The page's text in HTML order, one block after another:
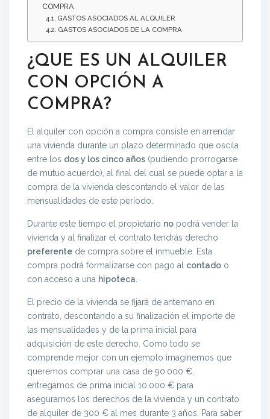
COMPRA
GASTOS ASOCIADOS AL ALQUILER
GASTOS ASOCIADOS DE LA COMPRA
¿QUE ES UN ALQUILER
CON OPCIÓN A
COMPRA?
El alquiler con opción a compra consiste en arrendar
una vivienda durante un plazo determinado que oscila
entre los dos y los cinco años (pudiendo prorrogarse
de mutuo acuerdo), al final del cual se puede optar a la
compra de la vivienda descontando el valor de las
mensualidades de este período.
Durante este tiempo el propietario no podrá vender la
vivienda y al finalizar el contrato tendrás derecho
preferente de compra sobre el inmueble. Esta
compra podrá formalizarse con pago al contado o
con acceso a una hipoteca.
El precio de la vivienda se fijará de antemano en
contrato, descontando a su finalización el importe de
las mensualidades y de la prima inicial para
adquisición de este derecho. Como todo se
comprende mejor con un ejemplo imaginemos que
queremos comprar una casa de 90.000 €,
entregamos de prima inicial 10.000 € para
asegurarnos los derechos de la vivienda y un contrato
de alquiler de 300 € al mes durante 3 años. Para saber